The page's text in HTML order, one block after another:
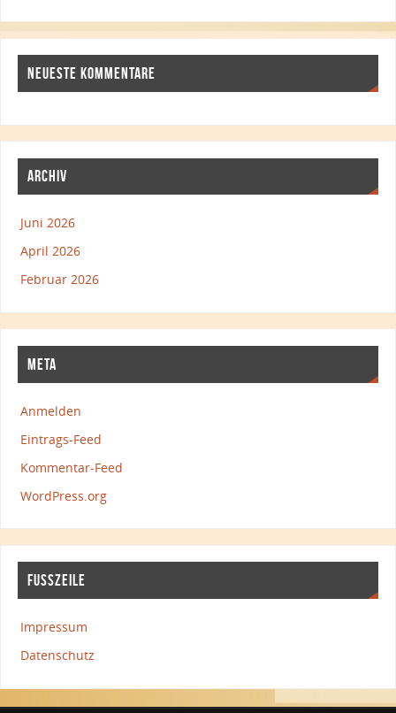
NEUESTE KOMMENTARE
ARCHIV
Juni 2026
April 2026
Februar 2026
META
Anmelden
Eintrags-Feed
Kommentar-Feed
WordPress.org
FUSSZEILE
Impressum
Datenschutz